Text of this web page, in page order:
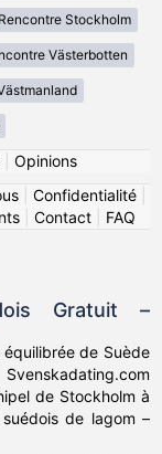
Rencontre Stockholm
Västerbotten
| Opinions
Confidentialité
| Contact| FAQ
Gratuit –
de Suède
de Stockholm à
de lagom –